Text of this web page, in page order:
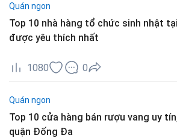
Quán ngon
Top 10 nhà hàng tổ chức sinh nhật
được yêu thích nhất
1080 0
Quán ngon
Top 10 cửa hàng bán rượu vang uy
quận Đống Đa